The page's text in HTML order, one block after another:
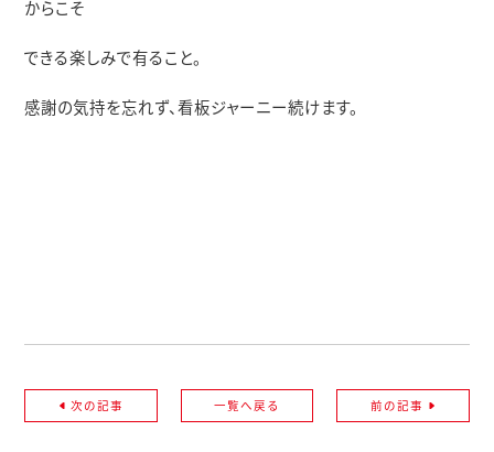
からこそ
できる楽しみで有ること。
感謝の気持を忘れず、看板ジャーニー続けます。
次の記事 一覧へ戻る 前の記事